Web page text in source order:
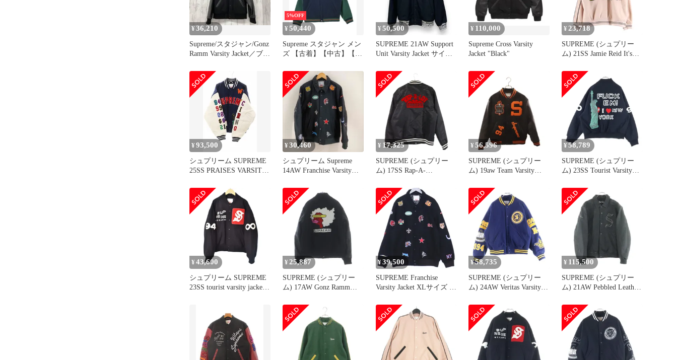
¥36,210
Supreme/スタジャン/Gonz
Ramm Varsity Jacket／ブラ
5%OFF
¥50,440
Supreme スタジャン メン
ズ 【古着】【中古】【送
¥ 50,500
SUPREME 21AW Support
Unit Varsity Jacket サイズ
¥ 110,000
Supreme Cross Varsity
Jacket "Black"
¥ 23,718
SUPREME (シュプリー
ム) 21SS Jamie Reid It's
バーシティージャケット
スタジャン ピンク
¥93,500
シュプリーム SUPREME
25SS PRAISES VARSITY
シティ ジャケット スタ
ジャン ネイビー ホワイ
ト 【ブランド古着ベクト
ル】【中古】
☆AA★251106
¥30,460
シュプリーム Supreme
14AW Franchise Varsity
ン ベースボールジャケッ
ト メンズ import：L
¥ 17,325
SUPREME (シュプリー
ム) 17SS Rap-A-
Jacket サテンクラブジャ
ケット スタジャン ブラ
ック
¥ 56,596
SUPREME (シュプリー
ム) 19aw Team Varsity
ジャケット スタジャン
ブラック
¥ 58,789
SUPREME (シュプリー
ム) 23SS Tourist Varsity
ティ スタジアムジャケッ
ト ブラック
¥ 43,600
シュプリーム SUPREME
23SS tourist varsity jacket
¥ 25,887
SUPREME (シュプリー
ム) 17AW Gonz Ramm
ザレス バックロゴ刺繍
ヴァーシティ ジャケット
スタジャン ブラック
¥39,500
SUPREME Franchise
Varsity Jacket XLサイズ ブ
¥58,735
SUPREME (シュプリー
ム) 24AW Veritas Varsity
ット スタジャン ネイビ
ー
¥ 115,500
SUPREME (シュプリー
ム) 21AW Pebbled Leather
レザージャケット ブラッ
ク